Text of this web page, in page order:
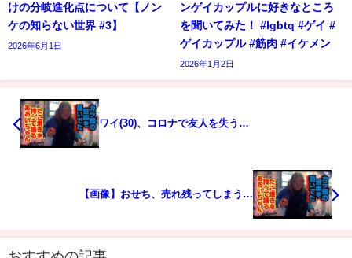
けの分岐進化点について【ノン
ケの知らない世界 #3】
2026年6月1日
ンゲイカップルに好きなところ
を聞いてみた！ #lgbtq #ゲイ #
ゲイカップル #筋肉 #イケメン
2026年1月2日
ワイ(30)、コロナで友人を失う…
【画像】おせち、売れ残ってしまう…